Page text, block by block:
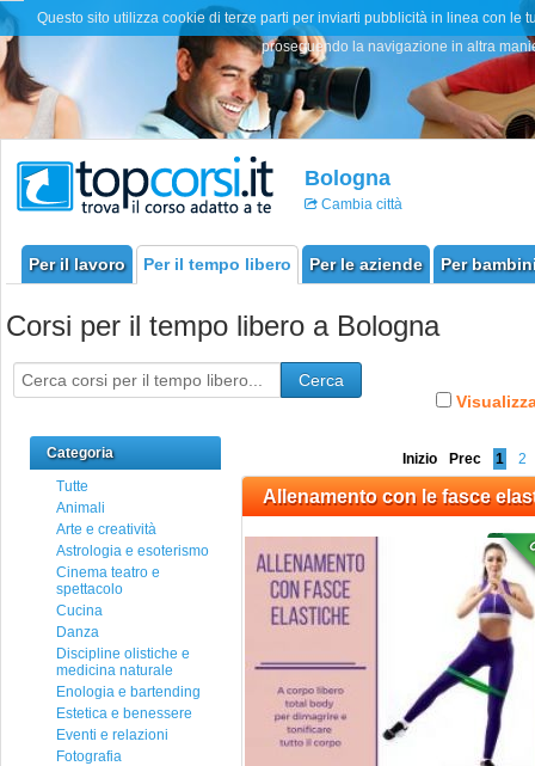
Questo sito utilizza cookie di terze parti per inviarti pubblicità in linea con
proseguendo la navigazione in altra
Bologna
Cambia città
Per il lavoro Per il tempo libero Per le aziende Per
Corsi per il tempo libero a Bologna
Cerca
Categoria
Tutte
Animali
Arte e creatività
Astrologia e esoterismo
Cinema teatro e
spettacolo
Cucina
Danza
Discipline olistiche e
medicina naturale
Enologia e bartending
Estetica e benessere
Eventi e relazioni
Fotografia
Inizio Prec 1 2
Allenamento con le fasce